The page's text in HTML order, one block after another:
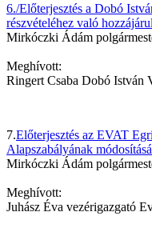
6./Előterjesztés a Dobó
részvételéhez való
Mirkóczki Ádám
Meghívott:
Ringert Csaba Dobó István
7.Előterjesztés az EVAT
Alapszabályának
Mirkóczki Ádám
Meghívott:
Juhász Éva vezérigazgató